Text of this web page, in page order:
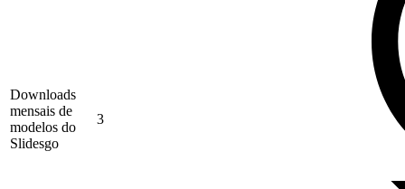
Downloads
mensais de
modelos do
Slidesgo
3